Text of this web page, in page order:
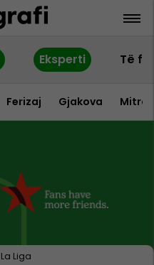
Eksperti Të
Ferizaj Gjakova
La Liga